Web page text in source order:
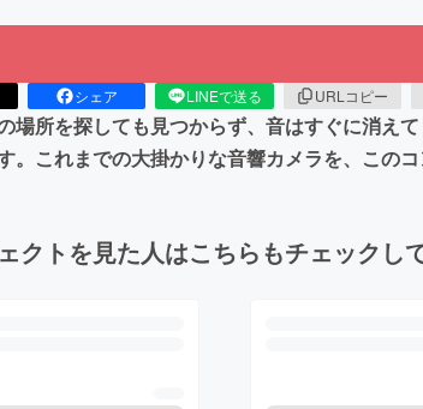
シェア LINEで送る URLコピー
場所を探しても見つからず、音はすぐに消え
。これまでの大掛かりな音響カメラを、この
クトを見た人はこちらもチェックし